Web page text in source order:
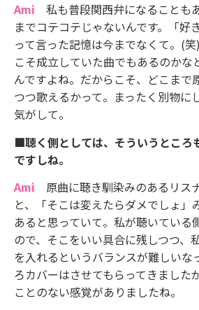
Ami 私も普段関西弁になることも
までコテコテじゃないんです。「好
って言った記憶は今までなくて。(
こそ成立していた曲でもあるのかな
んですよね。だからこそ、どこまで
つつ歌えるかって。まったく別物に
気がして。
■聴く側としては、そういうところ
ですしね。
Ami 原曲に聴き馴染みのあるリス
と、「そこは変えたらダメでしょ」
あると思っていて。私が聴いている
ので、そこをいい具合に残しつつ、
を入れるというバランスが難しいな
ろカバーはさせてもらってきました
ことのない感覚がありましたね。